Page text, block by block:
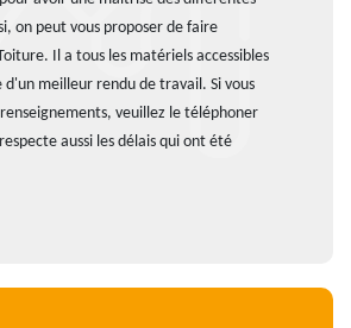
on peut vous proposer de faire
Il a tous les matériels accessibles
meilleur rendu de travail. Si vous
veuillez le téléphoner
aussi les délais qui ont été